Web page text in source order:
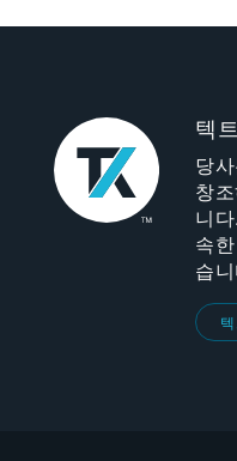
텍
당
창
니
속
습